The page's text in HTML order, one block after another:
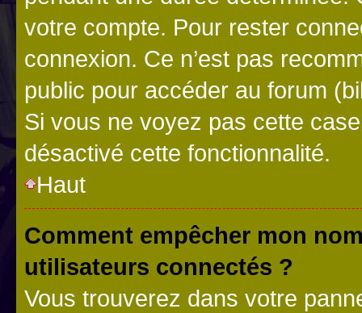
votre compte. Pour rester
connexion. Ce n’est pas
public pour accéder au forum
Si vous ne voyez pas cette
désactivé cette fonctionnalité.
Haut
Comment empêcher mon
utilisateurs connectés ?
Vous trouverez dans votre